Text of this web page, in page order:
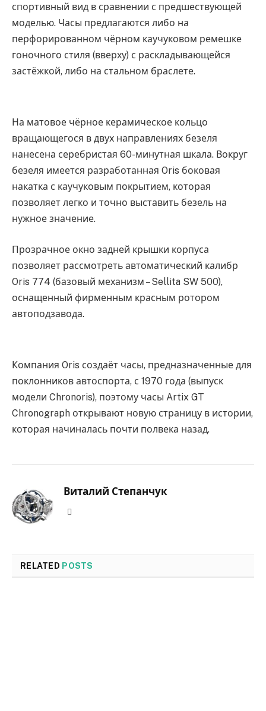
спортивный вид в сравнении с предшествующей
моделью. Часы предлагаются либо на
перфорированном чёрном каучуковом ремешке
гоночного стиля (вверху) с раскладывающейся
застёжкой, либо на стальном браслете.
На матовое чёрное керамическое кольцо
вращающегося в двух направлениях безеля
нанесена серебристая 60-минутная шкала. Вокруг
безеля имеется разработанная Oris боковая
накатка с каучуковым покрытием, которая
позволяет легко и точно выставить безель на
нужное значение.
Прозрачное окно задней крышки корпуса
позволяет рассмотреть автоматический калибр
Oris 774 (базовый механизм – Sellita SW 500),
оснащенный фирменным красным ротором
автоподзавода.
Компания Oris создаёт часы, предназначенные для
поклонников автоспорта, с 1970 года (выпуск
модели Chronoris), поэтому часы Artix GT
Chronograph открывают новую страницу в истории,
которая начиналась почти полвека назад.
Виталий Степанчук
RELATED POSTS